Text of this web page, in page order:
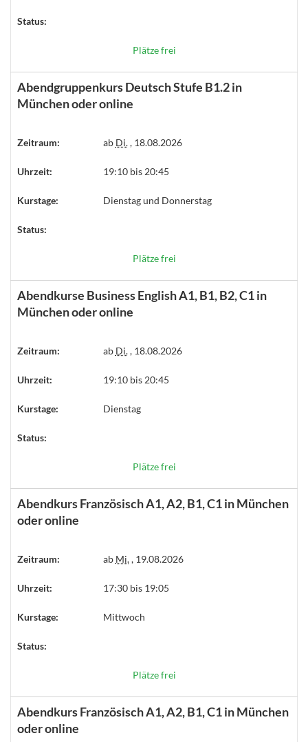
Status:
Plätze frei
Abendgruppenkurs Deutsch Stufe B1.2 in
München oder online
Zeitraum: ab Di., 18.08.2026
Uhrzeit: 19:10 bis 20:45
Kurstage: Dienstag und Donnerstag
Status:
Plätze frei
Abendkurse Business English A1, B1, B2, C1 in
München oder online
Zeitraum: ab Di., 18.08.2026
Uhrzeit: 19:10 bis 20:45
Kurstage: Dienstag
Status:
Plätze frei
Abendkurs Französisch A1, A2, B1, C1 in München
oder online
Zeitraum: ab Mi., 19.08.2026
Uhrzeit: 17:30 bis 19:05
Kurstage: Mittwoch
Status:
Plätze frei
Abendkurs Französisch A1, A2, B1, C1 in München
oder online